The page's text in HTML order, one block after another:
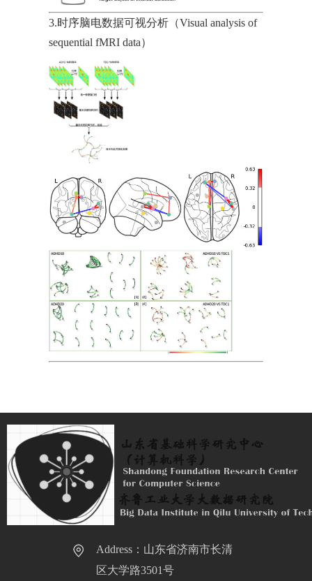
3.时序脑电数据可视分析（Visual analysis of
sequential fMRI data）
Address：山东省济南市长清
区大学路3501号